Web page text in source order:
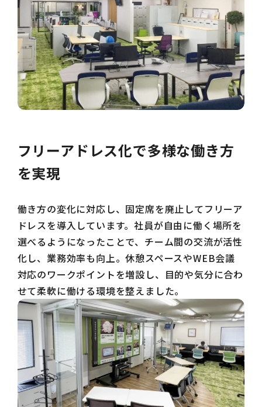
フリーアドレス化で多様な働き方
を実現
働き方の変化に対応し、固定席を廃止してフリーア
ドレスを導入しています。社員が自由に働く場所を
選べるようになったことで、チーム間の交流が活性
化し、業務効率も向上。休憩スペースやWEB会議
対応のワークポイントを増設し、目的や気分に合わ
せて柔軟に働ける環境を整えました。